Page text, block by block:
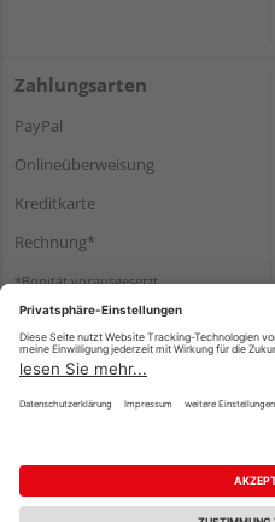
Zahlungsarten
PayPal
Onlineüberweisung
Kreditkarte
Rechnung*
*Bonität vorausgesetzt
Impressum Datenschutz
Barrierefreiheitserklärung